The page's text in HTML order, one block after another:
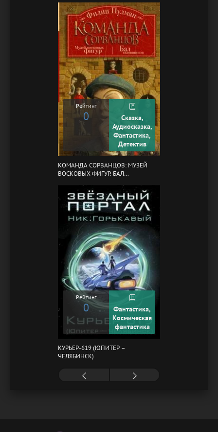
Рейтинг
0
Сказка,
Аудиосказка,
Фантастика,
Детектив
КОМАНДА СОРВАНЦОВ: МУЗЕЙ
ВОСКОВЫХ ФИГУР. БАЛ
Рейтинг
0
Фантастика,
Космическая
фантастика
КУРЬЕР-619 (ЮПИТЕР –
ЧЕЛЯБИНСК)